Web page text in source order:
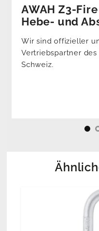
AWAH Z3-
Hebe- und
Wir sind offizieller
Vertriebspartner
Schweiz.